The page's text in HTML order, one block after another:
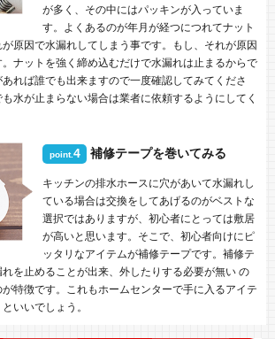
が多く、その中にはパッキンが入っていま
す。よくあるのが年月が経つにつれてナット
原因で水漏れしてしまう事です。もし、それが原因
ナットを強く締め込むだけで水漏れは止まるからで
れば誰でも出来ますので一度確認してみてくださ
水が止まらない場合は業者に依頼するようにしてく
point.4 補修テープを巻いてみる
キッチンの排水ホースに穴があいて水漏れし
ている場合は交換をしてあげるのがベストな
選択ではありますが、初心者にとっては敷居
が高いと思います。そこで、初心者向けにピ
ッタリなアイテムが補修テープです。補修テ
を止めることが出来、外したりする必要が無い の
特徴です。これもホームセンターで手に入るアイテ
いいでしょう。